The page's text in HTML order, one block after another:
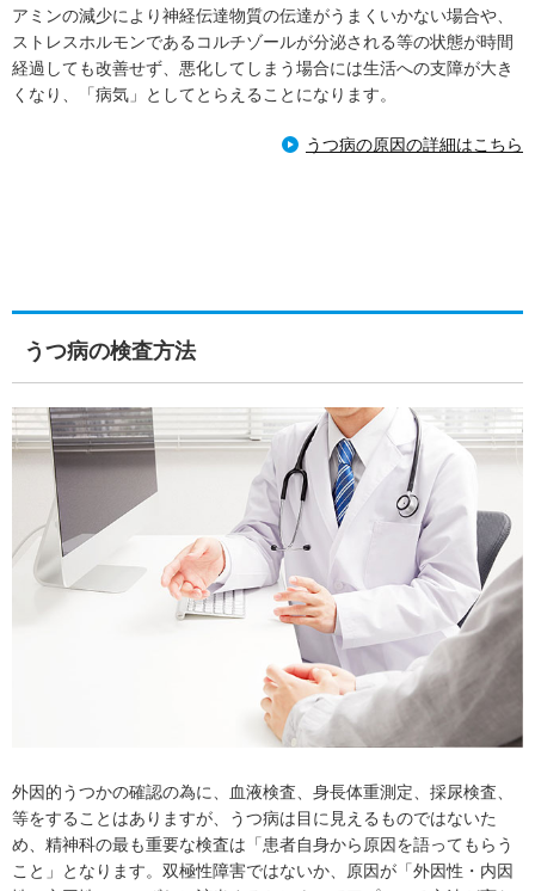
アミンの減少により神経伝達物質の伝達がうまくいかない場合や、
ストレスホルモンであるコルチゾールが分泌される等の状態が時間
経過しても改善せず、悪化してしまう場合には生活への支障が大き
くなり、「病気」としてとらえることになります。
うつ病の原因の詳細はこちら
うつ病の検査方法
外因的うつかの確認の為に、血液検査、身長体重測定、採尿検査、
等をすることはありますが、うつ病は目に見えるものではないた
め、精神科の最も重要な検査は「患者自身から原因を語ってもらう
こと」となります。双極性障害ではないか、原因が「外因性・内因